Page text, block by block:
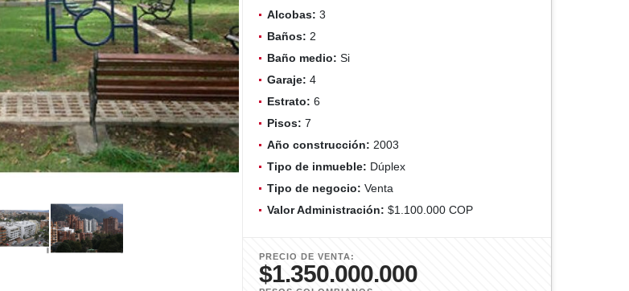
Alcobas: 3
Baños: 2
Baño medio: Si
Garaje: 4
Estrato: 6
Pisos: 7
Año construcción: 2003
Tipo de inmueble: Dúplex
Tipo de negocio: Venta
Valor Administración: $1.100.000 COP
PRECIO DE VENTA:
$1.350.000.000